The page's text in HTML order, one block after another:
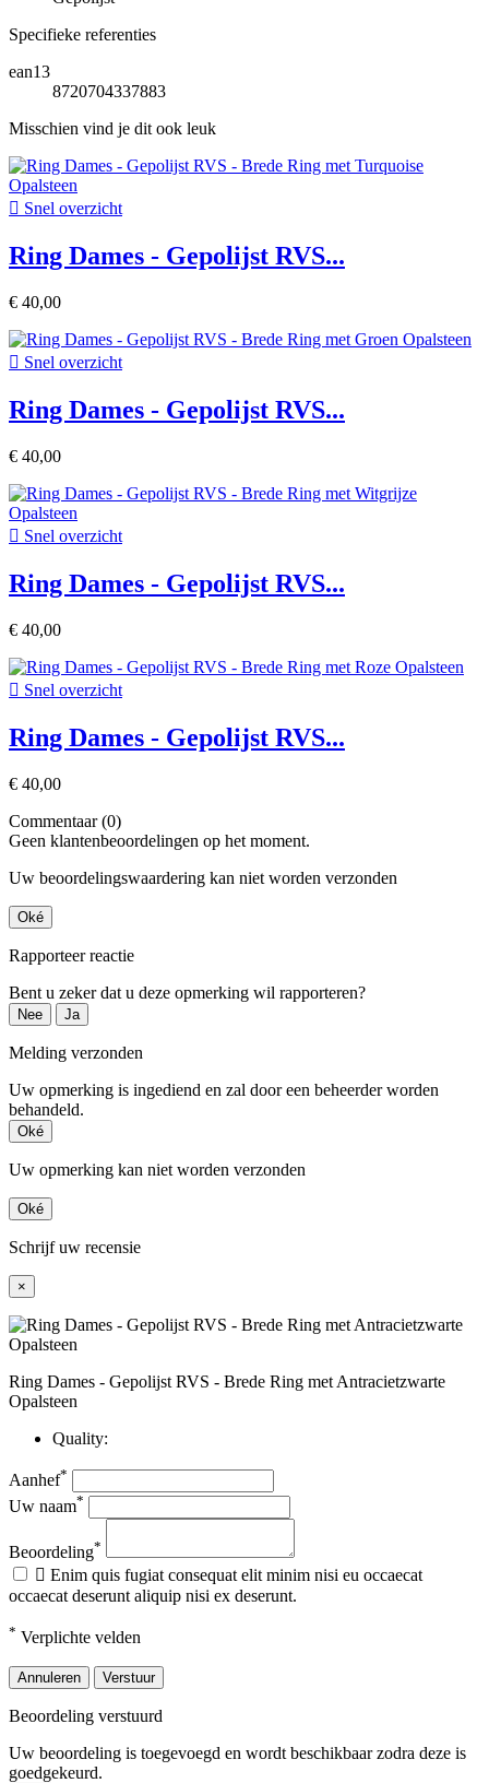
Specifieke referenties
ean13
8720704337883
Misschien vind je dit ook leuk
 Snel overzicht
Ring Dames - Gepolijst RVS...
€ 40,00
 Snel overzicht
Ring Dames - Gepolijst RVS...
€ 40,00
 Snel overzicht
Ring Dames - Gepolijst RVS...
€ 40,00
 Snel overzicht
Ring Dames - Gepolijst RVS...
€ 40,00
Commentaar (0)
Geen klantenbeoordelingen op het moment.
Uw beoordelingswaardering kan niet worden verzonden
Oké
Rapporteer reactie
Bent u zeker dat u deze opmerking wil rapporteren?
Nee Ja
Melding verzonden
Uw opmerking is ingediend en zal door een beheerder worden
behandeld.
Oké
Uw opmerking kan niet worden verzonden
Oké
Schrijf uw recensie
×
Ring Dames - Gepolijst RVS - Brede Ring met Antracietzwarte
Opalsteen
Quality:
Aanhef*
Uw naam*
Beoordeling*
 Enim quis fugiat consequat elit minim nisi eu occaecat
occaecat deserunt aliquip nisi ex deserunt.
* Verplichte velden
Annuleren Verstuur
Beoordeling verstuurd
Uw beoordeling is toegevoegd en wordt beschikbaar zodra deze is
goedgekeurd.